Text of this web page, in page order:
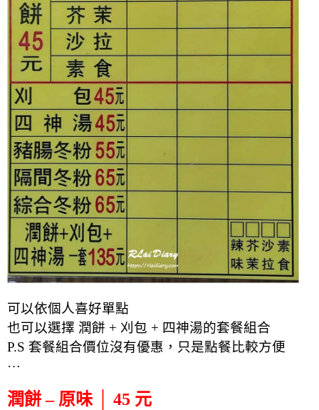
可以依個人喜好單點
也可以選擇 潤餅 + 刈包 + 四神湯的套餐組合
P.S 套餐組合價位沒有優惠，只是點餐比較方便
…
潤餅 – 原味 │ 45 元